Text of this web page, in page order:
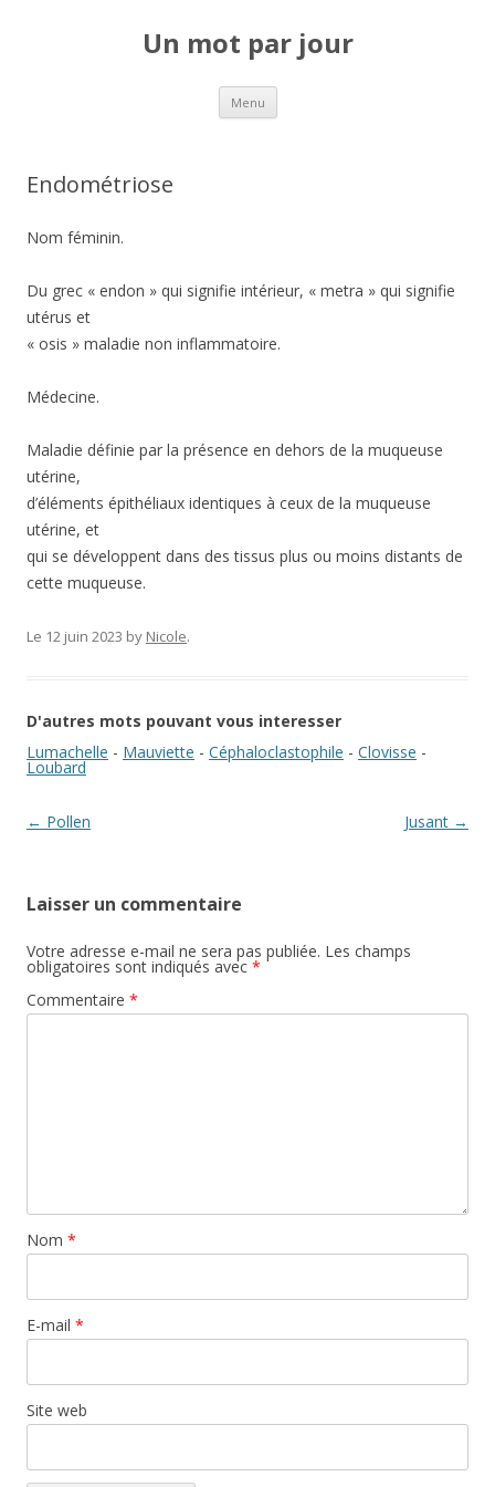
Un mot par jour
Menu Aller au contenu principal
Endométriose
Nom féminin.
Du grec « endon » qui signifie intérieur, « metra » qui signifie
utérus et
« osis » maladie non inflammatoire.
Médecine.
Maladie définie par la présence en dehors de la muqueuse
utérine,
d’éléments épithéliaux identiques à ceux de la muqueuse
utérine, et
qui se développent dans des tissus plus ou moins distants de
cette muqueuse.
Le 12 juin 2023 by Nicole.
D'autres mots pouvant vous interesser
Lumachelle - Mauviette - Céphaloclastophile - Clovisse -
Loubard
Navigation des articles
← Pollen Jusant →
Laisser un commentaire
Votre adresse e-mail ne sera pas publiée. Les champs
obligatoires sont indiqués avec *
Commentaire *
Nom *
E-mail *
Site web